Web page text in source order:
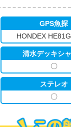
GPS魚探
HONDEX
清水デッキシ
〇
ステレオ
〇